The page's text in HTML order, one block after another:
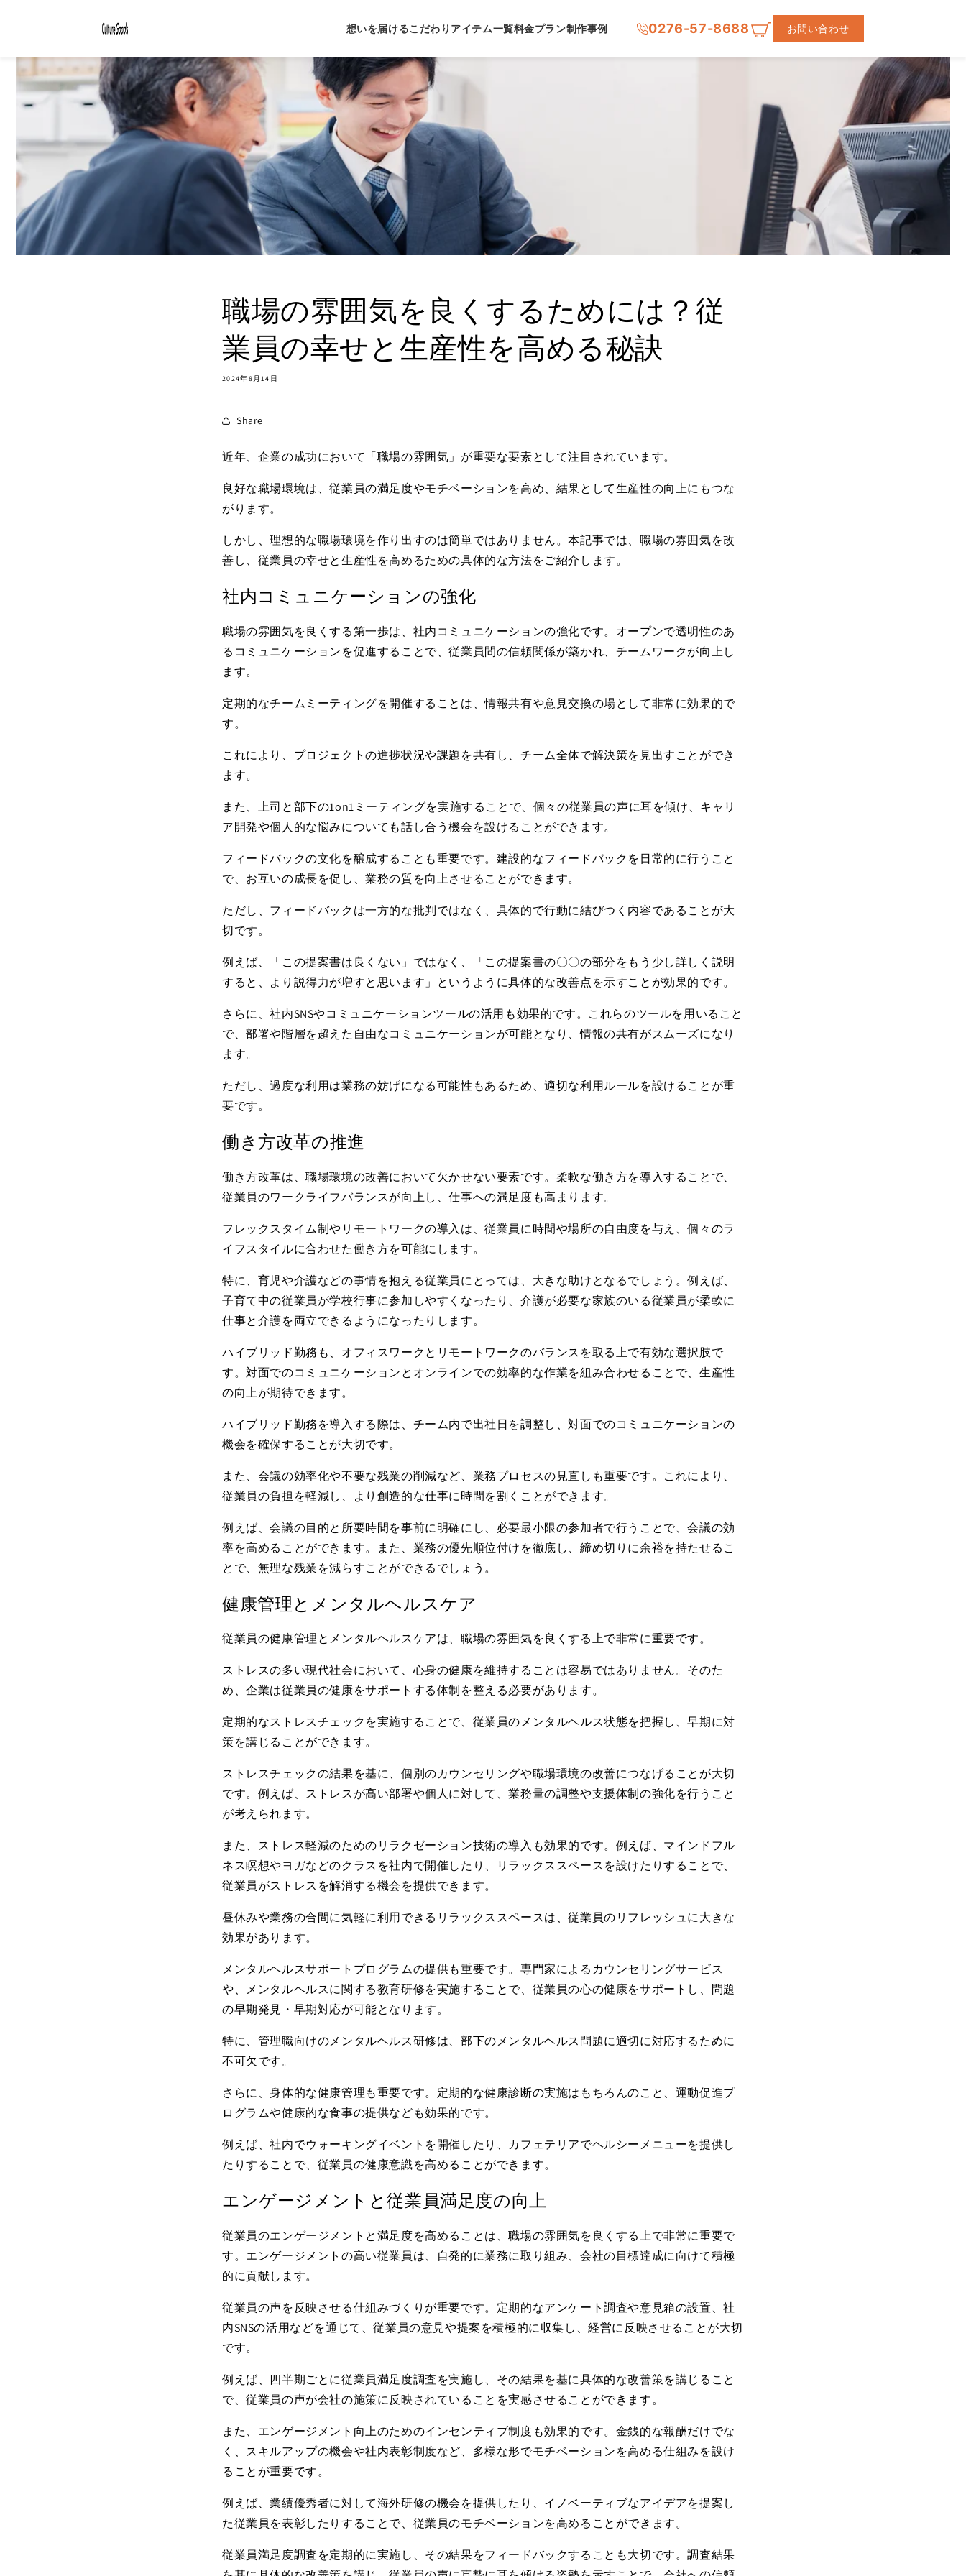
想いを届けるこだわり アイテム一覧料金プラン制作事例 0276-57-8688 お問い合わせ
職場の雰囲気を良くするためには？従
業員の幸せと生産性を高める秘訣
2024年8月14日
Share
近年、企業の成功において「職場の雰囲気」が重要な要素として注目されています。
良好な職場環境は、従業員の満足度やモチベーションを高め、結果として生産性の向上にもつな
がります。
しかし、理想的な職場環境を作り出すのは簡単ではありません。本記事では、職場の雰囲気を改
善し、従業員の幸せと生産性を高めるための具体的な方法をご紹介します。
社内コミュニケーションの強化
職場の雰囲気を良くする第一歩は、社内コミュニケーションの強化です。オープンで透明性のあ
るコミュニケーションを促進することで、従業員間の信頼関係が築かれ、チームワークが向上し
ます。
定期的なチームミーティングを開催することは、情報共有や意見交換の場として非常に効果的で
す。
これにより、プロジェクトの進捗状況や課題を共有し、チーム全体で解決策を見出すことができ
ます。
また、上司と部下の1on1 ミーティングを実施することで、個々の従業員の声に耳を傾け、キャリ
ア開発や個人的な悩みについても話し合う機会を設けることができます。
フィードバックの文化を醸成することも重要です。建設的なフィードバックを日常的に行うこと
で、お互いの成長を促し、業務の質を向上させることができます。
ただし、フィードバックは一方的な批判ではなく、具体的で行動に結びつく内容であることが大
切です。
例えば、「この提案書は良くない」ではなく、「この提案書の〇〇の部分をもう少し詳しく説明
すると、より説得力が増すと思います」というように具体的な改善点を示すことが効果的です。
さらに、社内SNSやコミュニケーションツールの活用も効果的です。これらのツールを用いること
で、部署や階層を超えた自由なコミュニケーションが可能となり、情報の共有がスムーズになり
ます。
ただし、過度な利用は業務の妨げになる可能性もあるため、適切な利用ルールを設けることが重
要です。
働き方改革の推進
働き方改革は、職場環境の改善において欠かせない要素です。柔軟な働き方を導入することで、
従業員のワークライフバランスが向上し、仕事への満足度も高まります。
フレックスタイム制やリモートワークの導入は、従業員に時間や場所の自由度を与え、個々のラ
イフスタイルに合わせた働き方を可能にします。
特に、育児や介護などの事情を抱える従業員にとっては、大きな助けとなるでしょう。例えば、
子育て中の従業員が学校行事に参加しやすくなったり、介護が必要な家族のいる従業員が柔軟に
仕事と介護を両立できるようになったりします。
ハイブリッド勤務も、オフィスワークとリモートワークのバランスを取る上で有効な選択肢で
す。対面でのコミュニケーションとオンラインでの効率的な作業を組み合わせることで、生産性
の向上が期待できます。
ハイブリッド勤務を導入する際は、チーム内で出社日を調整し、対面でのコミュニケーションの
機会を確保することが大切です。
また、会議の効率化や不要な残業の削減など、業務プロセスの見直しも重要です。これにより、
従業員の負担を軽減し、より創造的な仕事に時間を割くことができます。
例えば、会議の目的と所要時間を事前に明確にし、必要最小限の参加者で行うことで、会議の効
率を高めることができます。また、業務の優先順位付けを徹底し、締め切りに余裕を持たせるこ
とで、無理な残業を減らすことができるでしょう。
健康管理とメンタルヘルスケア
従業員の健康管理とメンタルヘルスケアは、職場の雰囲気を良くする上で非常に重要です。
ストレスの多い現代社会において、心身の健康を維持することは容易ではありません。そのた
め、企業は従業員の健康をサポートする体制を整える必要があります。
定期的なストレスチェックを実施することで、従業員のメンタルヘルス状態を把握し、早期に対
策を講じることができます。
ストレスチェックの結果を基に、個別のカウンセリングや職場環境の改善につなげることが大切
です。例えば、ストレスが高い部署や個人に対して、業務量の調整や支援体制の強化を行うこと
が考えられます。
また、ストレス軽減のためのリラクゼーション技術の導入も効果的です。例えば、マインドフル
ネス瞑想やヨガなどのクラスを社内で開催したり、リラックススペースを設けたりすることで、
従業員がストレスを解消する機会を提供できます。
昼休みや業務の合間に気軽に利用できるリラックススペースは、従業員のリフレッシュに大きな
効果があります。
メンタルヘルスサポートプログラムの提供も重要です。専門家によるカウンセリングサービス
や、メンタルヘルスに関する教育研修を実施することで、従業員の心の健康をサポートし、問題
の早期発見・早期対応が可能となります。
特に、管理職向けのメンタルヘルス研修は、部下のメンタルヘルス問題に適切に対応するために
不可欠です。
さらに、身体的な健康管理も重要です。定期的な健康診断の実施はもちろんのこと、運動促進プ
ログラムや健康的な食事の提供なども効果的です。
例えば、社内でウォーキングイベントを開催したり、カフェテリアでヘルシーメニューを提供し
たりすることで、従業員の健康意識を高めることができます。
エンゲージメントと従業員満足度の向上
従業員のエンゲージメントと満足度を高めることは、職場の雰囲気を良くする上で非常に重要で
す。エンゲージメントの高い従業員は、自発的に業務に取り組み、会社の目標達成に向けて積極
的に貢献します。
従業員の声を反映させる仕組みづくりが重要です。定期的なアンケート調査や意見箱の設置、社
内SNSの活用などを通じて、従業員の意見や提案を積極的に収集し、経営に反映させることが大切
です。
例えば、四半期ごとに従業員満足度調査を実施し、その結果を基に具体的な改善策を講じること
で、従業員の声が会社の施策に反映されていることを実感させることができます。
また、エンゲージメント向上のためのインセンティブ制度も効果的です。金銭的な報酬だけでな
く、スキルアップの機会や社内表彰制度など、多様な形でモチベーションを高める仕組みを設け
ることが重要です。
例えば、業績優秀者に対して海外研修の機会を提供したり、イノベーティブなアイデアを提案し
た従業員を表彰したりすることで、従業員のモチベーションを高めることができます。
従業員満足度調査を定期的に実施し、その結果をフィードバックすることも大切です。調査結果